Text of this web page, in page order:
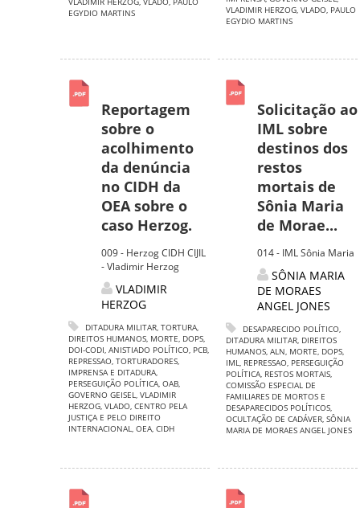
EGYDIO MARTINS
VLADIMIR HERZOG, VLADO, PAULO
EGYDIO MARTINS
Reportagem
sobre o
acolhimento
da denúncia
no CIDH da
OEA sobre o
caso Herzog.
009 - Herzog CIDH CIJIL
- Vladimir Herzog
VLADIMIR
HERZOG
DITADURA MILITAR, TORTURA,
DIREITOS HUMANOS, MORTE, DOPS,
DOI-CODI, ANISTIADO POLÍTICO, PCB,
REPRESSAO, TORTURADORES,
IMPRENSA E DITADURA,
PERSEGUIÇÃO POLÍTICA, OAB,
GOVERNO GEISEL, VLADIMIR
HERZOG, VLADO, CENTRO PELA
JUSTIÇA E PELO DIREITO
INTERNACIONAL, OEA, CIDH
Solicitação ao
IML sobre
destinos dos
restos
mortais de
Sônia Maria
de Morae...
014 - IML Sônia Maria
SÔNIA MARIA
DE MORAES
ANGEL JONES
DESAPARECIDO POLÍTICO,
DITADURA MILITAR, DIREITOS
HUMANOS, ALN, MORTE, DOPS,
IML, REPRESSAO, PERSEGUIÇÃO
POLÍTICA, RESTOS MORTAIS,
COMISSÃO ESPECIAL DE
FAMILIARES DE MORTOS E
DESAPARECIDOS POLÍTICOS,
OCULTAÇÃO DE CADÁVER, SÔNIA
MARIA DE MORAES ANGEL JONES